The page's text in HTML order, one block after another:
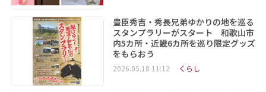
豊臣秀吉・秀長兄弟ゆかりの地を巡る
スタンプラリーがスタート 和歌山市
内5カ所・近畿6カ所を巡り限定グッズ
をもらおう
2026.05.18 11:12 くらし